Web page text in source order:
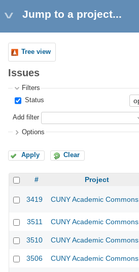
Jump to a project...
Tree view
Issues
Filters
Status
Add filter
Options
Apply Clear
# Project
3419 CUNY Academic Commons
3511 CUNY Academic Commons
3510 CUNY Academic Commons
3506 CUNY Academic Commons